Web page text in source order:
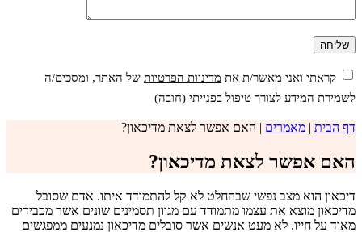
קראתי ואני מאשר/ת את מדיניות הפרטיות של האתר, ומסכים/ה
לשמירת המידע לצורך טיפול בפנייתי (חובה)
דף הבית | מאמרים | האם אפשר לצאת מדיכאון?
האם אפשר לצאת מדיכאון?
דיכאון הוא מצב נפשי שבהחלט לא קל להתמודד איתו. אדם שסובל
מדיכאון מוצא את עצמו מתמודד עם מגוון תסמינים שונים אשר מכבידים
מאוד על חייו. לא מעט אנשים אשר סובלים מדיכאון נמנעים ממפגשים